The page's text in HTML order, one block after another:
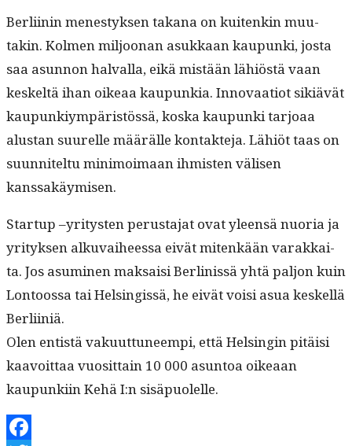
Berli­inin men­estyk­sen takana on kuitenkin muu­
takin. Kol­men miljoo­nan asukkaan kaupun­ki, jos­ta
saa asun­non hal­val­la, eikä mis­tään lähiöstä vaan
keskeltä ihan oikeaa kaupunkia. Inno­vaa­tiot sik­iävät
kaupunkiym­päristössä, kos­ka kaupun­ki tar­joaa
alus­tan suurelle määrälle kon­tak­te­ja. Lähiöt taas on
suun­nitel­tu min­i­moimaan ihmis­ten välisen
kanssakäymisen.
Start­up –yri­tys­ten perus­ta­jat ovat yleen­sä nuo­ria ja
yri­tyk­sen alku­vai­heessa eivät mitenkään varakkai­
ta. Jos asum­i­nen mak­saisi Berlinis­sä yhtä paljon kuin
Lon­toos­sa tai Helsingis­sä, he eivät voisi asua keskel­lä
Berliiniä.
Olen entistä vaku­ut­tuneem­pi, että Helsin­gin pitäisi
kaavoit­taa vuosit­tain 10 000 asun­toa oikeaan
kaupunki­in Kehä I:n sisäpuolelle.